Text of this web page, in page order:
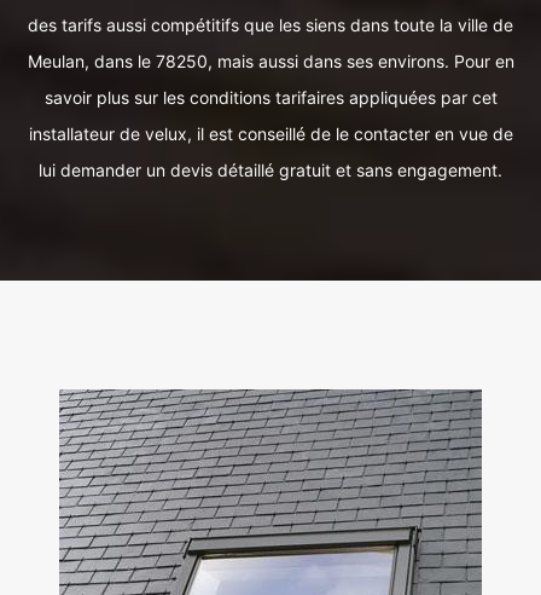
des tarifs aussi compétitifs que les siens dans toute la ville de
Meulan, dans le 78250, mais aussi dans ses environs. Pour en
savoir plus sur les conditions tarifaires appliquées par cet
installateur de velux, il est conseillé de le contacter en vue de
lui demander un devis détaillé gratuit et sans engagement.